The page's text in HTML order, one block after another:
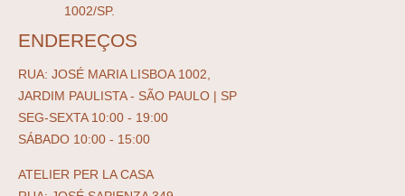
1002/SP.
ENDEREÇOS
RUA: JOSÉ MARIA LISBOA 1002,
JARDIM PAULISTA - SÃO PAULO | SP
SEG-SEXTA 10:00 - 19:00
SÁBADO 10:00 - 15:00
ATELIER PER LA CASA